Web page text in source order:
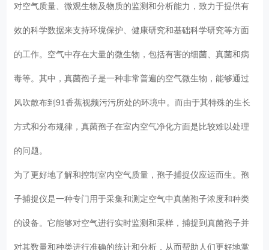
对空气质量、微观生物及物质的监测和分析能力，致力于提供有
效的科学数据来支持环境保护、健康研究和基础科学研究等方面
的工作。空气中存在大量的微生物，包括有害的细菌、真菌和病
毒等。其中，真菌孢子是一种非常普遍的空气微生物，能够通过
风吹散布到91香蕉视频污污所处的环境中。而由于其特殊的生长
方式和分布规律，真菌孢子在室内空气净化方面是比较难以处理
的问题。
为了更好地了解和控制室内空气质量，孢子捕捉仪应运而生。孢
子捕捉仪是一种专门用于采集和测定空气中真菌孢子浓度和种类
的设备。它能够对空气进行实时监测和采样，捕捉到真菌孢子并
对其数量和种类进行准确的统计和分析，从而帮助人们更好地掌